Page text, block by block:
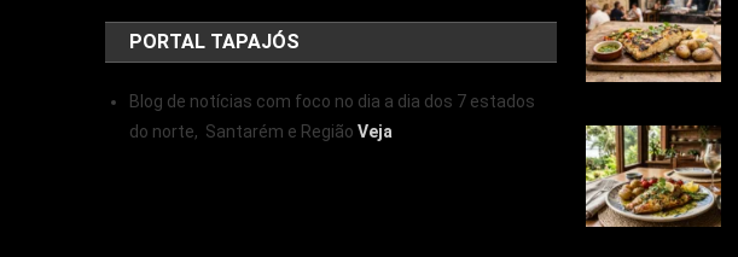
PORTAL TAPAJÓS
Blog de notícias com foco no dia a dia dos 7 estados
do norte, Santarém e RegiãoVeja